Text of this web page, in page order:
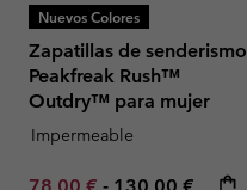
Nuevos Colores
Zapatillas de senderismo
Peakfreak Rush™
Outdry™ para mujer
Impermeable
Minimum sale price:
Maximum price: